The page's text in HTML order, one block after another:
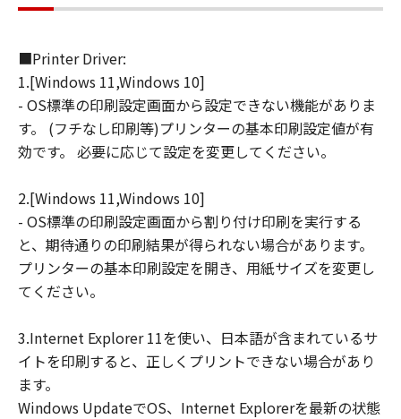
ン株式会社およびキヤノンのライセンサー
連して生ずる直接的または間接的な損失、
損害等について、いかなる場合においても
一切の責任を負いません。
ユーザーは、日本国政府または該当国の政
府より必要な許可等を得ることなしに、本
たは間接に輸出してはなりません。
■Printer Driver:
1.[Windows 11,Windows 10]
- OS標準の印刷設定画面から設定できない機能がありま
す。 (フチなし印刷等)プリンターの基本印刷設定値が有
効です。 必要に応じて設定を変更してください。
2.[Windows 11,Windows 10]
- OS標準の印刷設定画面から割り付け印刷を実行する
と、期待通りの印刷結果が得られない場合があります。
プリンターの基本印刷設定を開き、用紙サイズを変更し
てください。
3.Internet Explorer 11を使い、日本語が含まれているサ
イトを印刷すると、正しくプリントできない場合があり
ます。
Windows UpdateでOS、Internet Explorerを最新の状態